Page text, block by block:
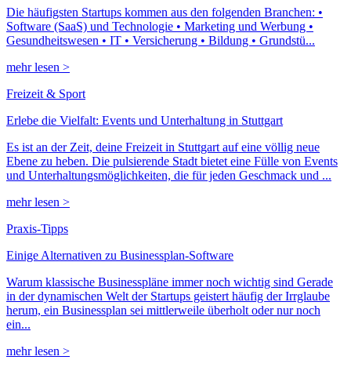
Die häufigsten Startups kommen aus den folgenden Branchen: •
Software (SaaS) und Technologie • Marketing und Werbung •
Gesundheitswesen • IT • Versicherung • Bildung • Grundstü...
mehr lesen >
Freizeit & Sport
Erlebe die Vielfalt: Events und Unterhaltung in Stuttgart
Es ist an der Zeit, deine Freizeit in Stuttgart auf eine völlig neue
Ebene zu heben. Die pulsierende Stadt bietet eine Fülle von Events
und Unterhaltungsmöglichkeiten, die für jeden Geschmack und ...
mehr lesen >
Praxis-Tipps
Einige Alternativen zu Businessplan-Software
Warum klassische Businesspläne immer noch wichtig sind Gerade
in der dynamischen Welt der Startups geistert häufig der Irrglaube
herum, ein Businessplan sei mittlerweile überholt oder nur noch
ein...
mehr lesen >